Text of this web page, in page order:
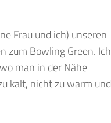
Frau und ich) unseren
zum Bowling Green. Ich
man in der Nähe
kalt, nicht zu warm und